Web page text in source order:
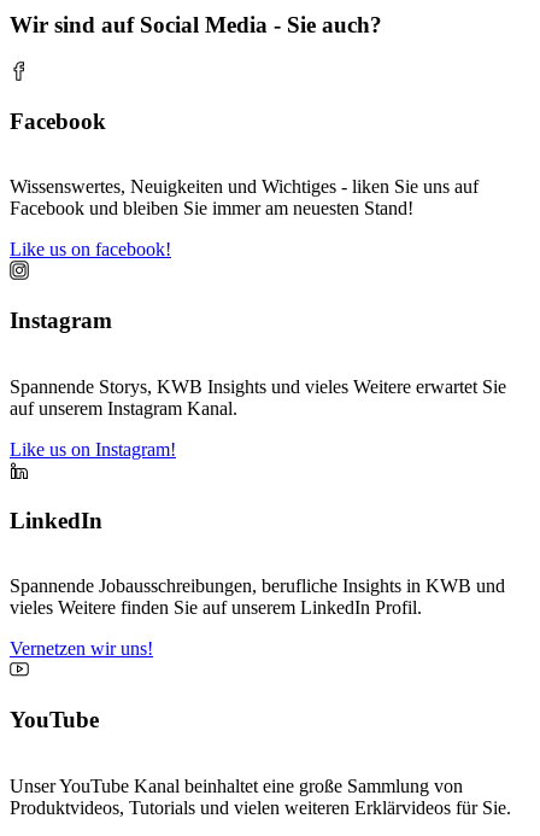
Wir sind auf Social Media - Sie auch?
Facebook
Wissenswertes, Neuigkeiten und Wichtiges - liken Sie uns auf
Facebook und bleiben Sie immer am neuesten Stand!
Like us on facebook!
Instagram
Spannende Storys, KWB Insights und vieles Weitere erwartet Sie
auf unserem Instagram Kanal.
Like us on Instagram!
LinkedIn
Spannende Jobausschreibungen, berufliche Insights in KWB und
vieles Weitere finden Sie auf unserem LinkedIn Profil.
Vernetzen wir uns!
YouTube
Unser YouTube Kanal beinhaltet eine große Sammlung von
Produktvideos, Tutorials und vielen weiteren Erklärvideos für Sie.